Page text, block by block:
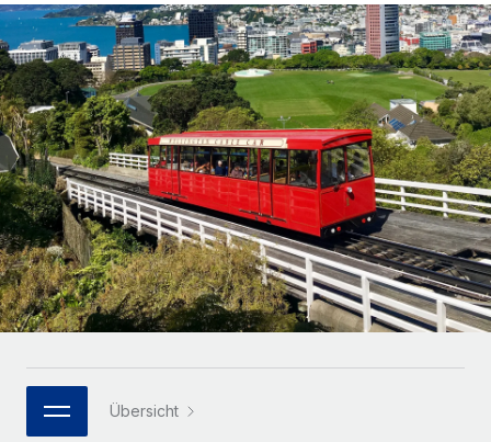
Globales Onboarding und Verwalten von
Freelancer:innen
PEO
Auslagern von komplexen HR-Aufgaben
INFRASTRUKTUR
Remote Embedded
Nahtlose Integration der HR in bestehende Abläufe
Plattform
Integrierte HR-Kernfunktionen für dein Team
MCP
WACHSTUMSPHASE
Startups
Agile HR- und Payroll-Lösungen für wachsende
Unternehmen
Mittelstand
Maßgeschneiderte HR-Lösungen, um Teams zu
vergrößern
Enterprise
Globale HR für Konzerne und Großunternehmen
PARTNER WERDEN
Gesamtbeschäftigungskosten
Honorarzahlungen berechnen
Informationen zu möglichen Währungen und
Abwicklungsfristen für globale Freelancer:innen
LERNEN MIT REMOTE
Forschung und Leitfäden
Fallstudien
HR-Glossar
Bibliothek für Stellenbeschreibungen
Nederlands
Français
Deutsch
Español
Italiano
Português (Portugal)
한국어
Anmelden
Übersicht